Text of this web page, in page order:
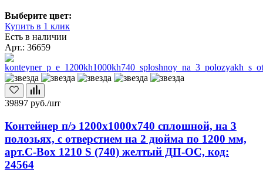
Выберите цвет:
Купить в 1 клик
Есть в наличии
Арт.: 36659
39897 руб./шт
Контейнер п/э 1200х1000х740 сплошной, на 3
полозьях, с отверстием на 2 дюйма по 1200 мм,
арт.C-Box 1210 S (740) желтый ДП-ОС, код:
24564